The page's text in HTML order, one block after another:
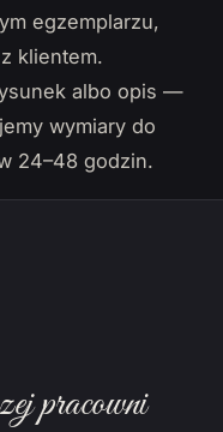
egzemplarzu,
klientem.
albo opis —
wymiary do
24–48 godzin.
pracowni